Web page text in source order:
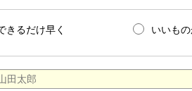
きるだけ早く いいも